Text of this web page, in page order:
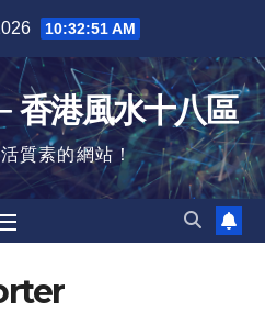
10:32:52 AM
香港風水十八區
質素的網站！